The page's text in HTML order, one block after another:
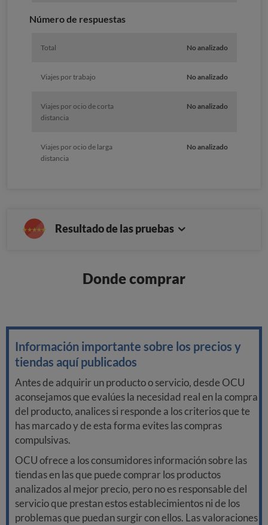
Número de respuestas
Total No analizado
Viajes por trabajo No analizado
Viajes por ocio de corta
distancia
No analizado
Viajes por ocio de larga
distancia
No analizado
Resultado de las pruebas
Donde comprar
Información importante sobre los precios y
tiendas aquí publicados
Antes de adquirir un producto o servicio, desde OCU
aconsejamos que evalúes la necesidad real en la compra
del producto, analices si responde a los criterios que te
has marcado y de esta forma evites las compras
compulsivas.
OCU ofrece a los consumidores información sobre las
tiendas en las que puede comprar los productos
analizados al mejor precio, pero no es responsable del
servicio que prestan estos establecimientos ni de los
problemas que puedan surgir con ellos. Las valoraciones